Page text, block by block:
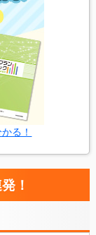
る！
！